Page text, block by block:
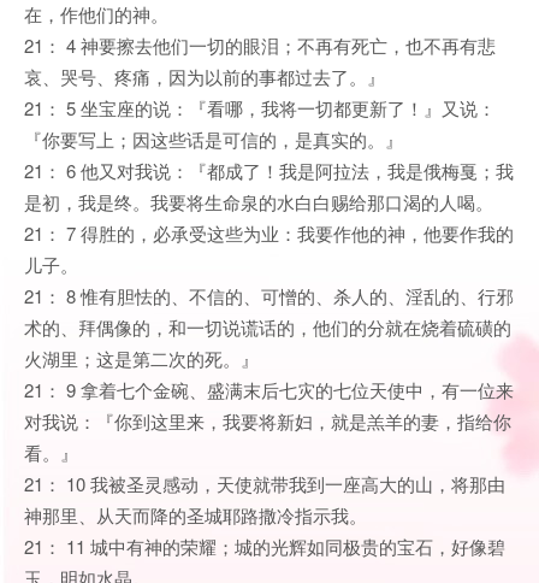
在，作他们的神。
21： 4 神要擦去他们一切的眼泪；不再有死亡，也不再有悲
哀、哭号、疼痛，因为以前的事都过去了。』
21： 5 坐宝座的说：『看哪，我将一切都更新了！』又说：
『你要写上；因这些话是可信的，是真实的。』
21： 6 他又对我说：『都成了！我是阿拉法，我是俄梅戛；我
是初，我是终。我要将生命泉的水白白赐给那口渴的人喝。
21： 7 得胜的，必承受这些为业：我要作他的神，他要作我的
儿子。
21： 8 惟有胆怯的、不信的、可憎的、杀人的、淫乱的、行邪
术的、拜偶像的，和一切说谎话的，他们的分就在烧着硫磺的
火湖里；这是第二次的死。』
21： 9 拿着七个金碗、盛满末后七灾的七位天使中，有一位来
对我说：『你到这里来，我要将新妇，就是羔羊的妻，指给你
看。』
21： 10 我被圣灵感动，天使就带我到一座高大的山，将那由
神那里、从天而降的圣城耶路撒冷指示我。
21： 11 城中有神的荣耀；城的光辉如同极贵的宝石，好像碧
玉，明如水晶。